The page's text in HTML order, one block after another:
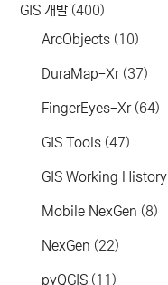
GIS 개발 (400)
ArcObjects (10)
DuraMap-Xr(37)
FingerEyes-Xr(64)
GIS Tools (47)
GIS Working History
Mobile NexGen (8)
NexGen (22)
pyQGIS (11)